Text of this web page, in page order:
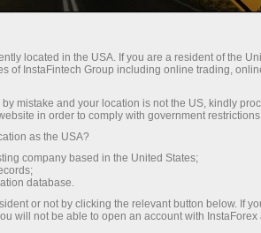
industri kewangan. Kali ini,
sebelumnya dan telah
located in the USA. If you are a resident of the
of InstaFintech Group including online trading,
mistake and your location is not the US, kindly
in order to comply with government
as the USA?
company based in the United States;
database.
or not by clicking the relevant button below. If
will not be able to open an account with InstaForex